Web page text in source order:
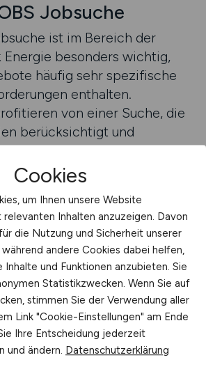
Jobsuche
ist im Bereich der
besonders wichtig,
häufig sehr spezifische
enthalten.
von einer Suche, die
berücksichtigt und
darstellt. Dazu gehören
gewünschte
und individuelle
Arbeitszeiten oder
strukturierte Jobsuche hilft
zu behalten und passende
zu identifizieren.
Suchprozess spart Zeit und
der Ergebnisse. Gerade
möchten gezielt
die ihrem Wissen und
Cookies
um Ihnen unsere Website
Inhalten anzuzeigen. Davon
die Nutzung und Sicherheit unserer
andere Cookies dabei helfen,
Inhalte und Funktionen anzubieten. Sie
Statistikzwecken. Wenn Sie auf
stimmen Sie der Verwendung aller
Link "Cookie-Einstellungen" am Ende
Ihre Entscheidung jederzeit
und ändern. Datenschutzerklärung